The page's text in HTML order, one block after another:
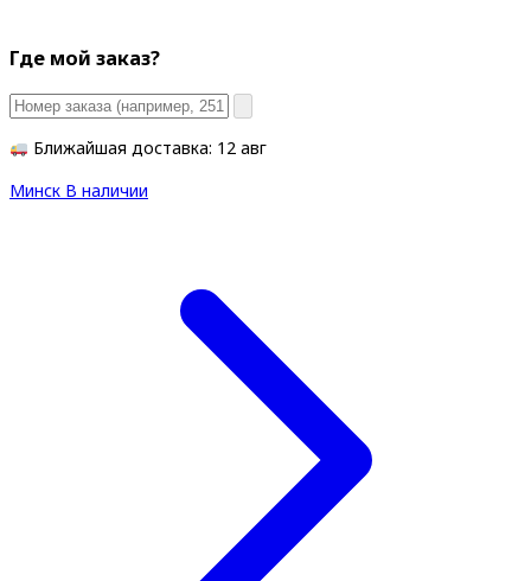
Где мой заказ?
Ближайшая доставка: 12 авг
Минск В наличии